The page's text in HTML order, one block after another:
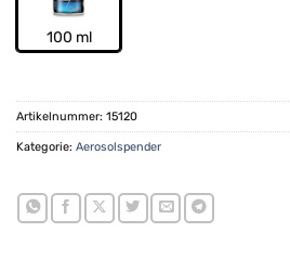
100 ml
Artikelnummer: 15120
Kategorie: Aerosolspender